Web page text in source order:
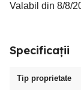
Valabil din 8/8/
Specificații
Tip proprietate